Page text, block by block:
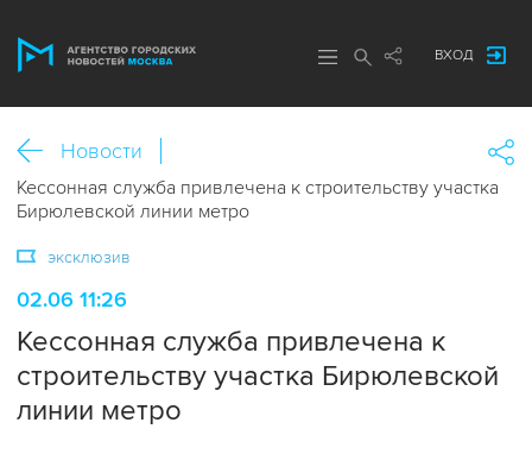
ВХОД
Новости
Кессонная служба привлечена к строительству участка
Бирюлевской линии метро
эксклюзив
02.06 11:26
Кессонная служба привлечена к
строительству участка Бирюлевской
линии метро